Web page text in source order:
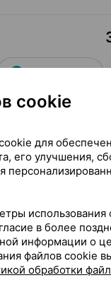
Где купить
Где купить
Где купить
cookie
для
его улучшения,
использования
в более
информации о
файлов cookie
обработки